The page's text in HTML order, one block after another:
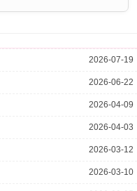
2026-07-19
2026-06-22
2026-04-09
2026-04-03
2026-03-12
2026-03-10